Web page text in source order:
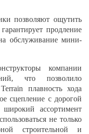
позволяют ощутить
продление
обслуживание мини-
компании
что позволило
плавность хода
сцепление с дорогой
ассортимент
не только
строительной и